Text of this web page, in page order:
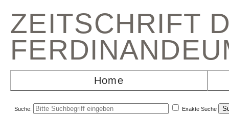
ZEITSCHRIFT
Home
Suche: Exakte Suche